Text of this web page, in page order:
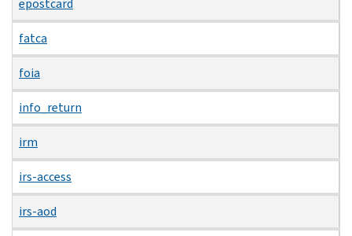
fatca
foia
info_return
irm
irs-access
irs-aod